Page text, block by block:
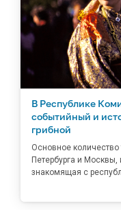
В Республике
событийный и
грибной
Основное количество
Петербурга и Москвы,
знакомящая с